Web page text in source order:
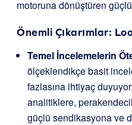
motoruna dönüştüren
Önemli Çıkarımlar:
Temel İncelemelerin
ölçeklendikçe basit
fazlasına ihtiyaç
analitiklere,
güçlü sendikasyona ve